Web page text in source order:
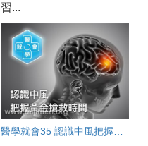
習...
醫學就會35 認識中風把握黃金搶救時間